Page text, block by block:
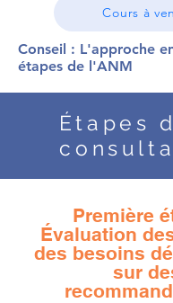
Cours à
Conseil : L'approche
étapes de l'ANM
Étapes
Première
Évaluation
des besoins
sur